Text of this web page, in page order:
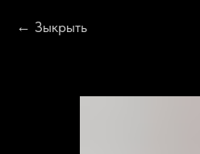
Зыкрыть